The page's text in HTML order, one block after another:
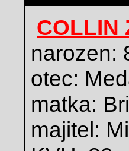
COLLIN
narozen:
otec:
matka:
majitel: